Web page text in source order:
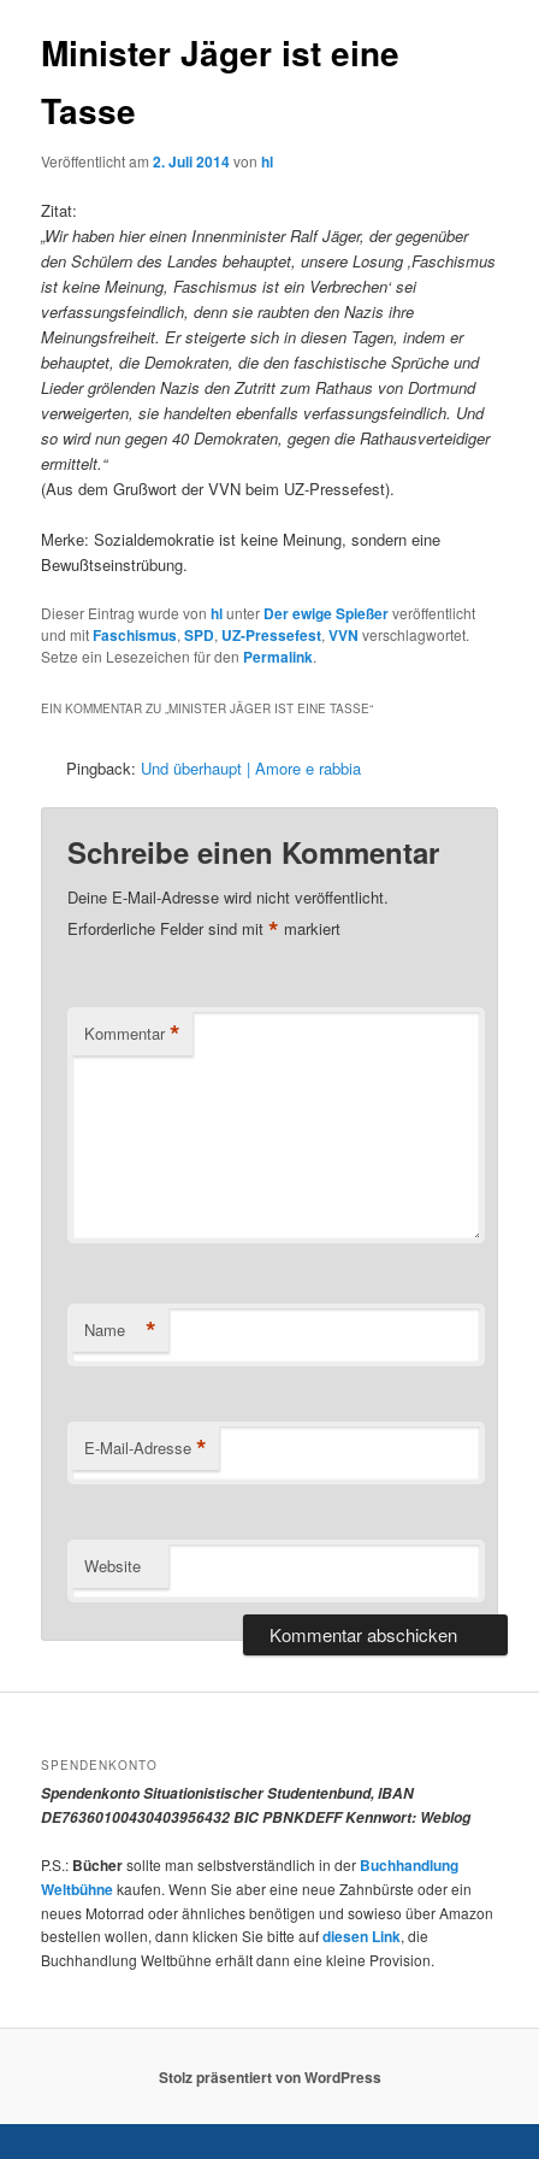
Minister Jäger ist eine
Tasse
Veröffentlicht am2. Juli 2014vonhl
Zitat:
„Wir haben hier einen Innenminister Ralf Jäger, der gegenüber
den Schülern des Landes behauptet, unsere Losung ‚Faschismus
ist keine Meinung, Faschismus ist ein Verbrechen‘ sei
verfassungsfeindlich, denn sie raubten den Nazis ihre
Meinungsfreiheit. Er steigerte sich in diesen Tagen, indem er
behauptet, die Demokraten, die den faschistische Sprüche und
Lieder grölenden Nazis den Zutritt zum Rathaus von Dortmund
verweigerten, sie handelten ebenfalls verfassungsfeindlich. Und
so wird nun gegen 40 Demokraten, gegen die Rathausverteidiger
ermittelt.“
(Aus dem Grußwort der VVN beim UZ-Pressefest).
Merke: Sozialdemokratie ist keine Meinung, sondern eine
Bewußtseinstrübung.
Dieser Eintrag wurde vonhlunter Der ewige Spießerveröffentlicht
und mitFaschismus,SPD, UZ-Pressefest,VVN verschlagwortet.
Setze ein Lesezeichen für den Permalink.
EIN KOMMENTAR ZU „MINISTER JÄGER IST EINE TASSE“
Pingback: Und überhaupt | Amore e rabbia
Schreibe einen Kommentar
Deine E-Mail-Adresse wird nicht veröffentlicht.
Erforderliche Felder sind mit* markiert
Kommentar *
Name *
E-Mail-Adresse *
Website
SPENDENKONTO
Spendenkonto Situationistischer Studentenbund, IBAN
DE76360100430403956432 BIC PBNKDEFF Kennwort: Weblog
P.S.: Büchersollte man selbstverständlich in der Buchhandlung
Weltbühnekaufen. Wenn Sie aber eine neue Zahnbürste oder ein
neues Motorrad oder ähnliches benötigen und sowieso über Amazon
bestellen wollen, dann klicken Sie bitte aufdiesen Link, die
Buchhandlung Weltbühne erhält dann eine kleine Provision.
Stolz präsentiert von WordPress